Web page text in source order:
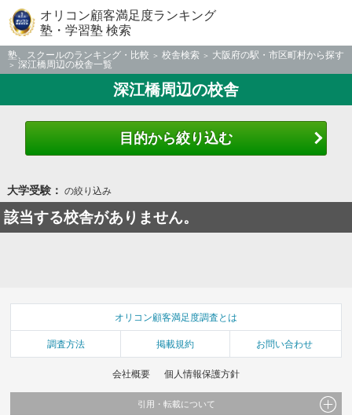
オリコン顧客満足度ランキング
塾・学習塾 検索
塾、スクールのランキング・比較 校舎検索
大阪府の駅・市区町村から探す
深江橋周辺の校舎一覧
深江橋周辺の校舎
目的から絞り込む
大学受験： の絞り込み
該当する校舎がありません。
オリコン顧客満足度調査とは
調査方法 掲載規約 お問い合わせ
会社概要 個人情報保護方針
引用・転載について